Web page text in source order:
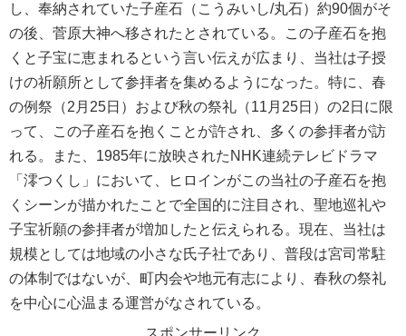
し、奉納されていた子産石（こうみいし/丸石）約90個がそ
の後、菅原大神へ移されたとされている。この子産石を抱
くと子宝に恵まれるという言い伝えが広まり、当社は子授
けの祈願所として参拝者を集めるようになった。特に、春
の例祭（2月25日）および秋の祭礼（11月25日）の2日に限
って、この子産石を抱くことが許され、多くの参拝者が訪
れる。また、1985年に放映されたNHK連続テレビドラマ
「澪つくし」において、ヒロインがこの当社の子産石を抱
くシーンが描かれたことで全国的に注目され、聖地巡礼や
子宝祈願の参拝者が増加したと伝えられる。現在、当社は
規模としては地域の小さな氏子社であり、普段は宮司常駐
の体制ではないが、町内会や地元有志により、春秋の祭礼
を中心に心温まる運営がなされている。
スポンサーリンク